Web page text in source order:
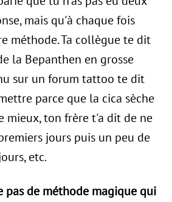
mais qu'à chaque fois
méthode. Ta collègue te dit
la Bepanthen en grosse
sur un forum tattoo te dit
parce que la cica sèche
mieux, ton frère t'a dit de ne
jours puis un peu de
etc.
pas de méthode magique qui